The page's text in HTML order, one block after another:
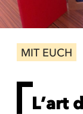
MIT EUCH
L’art